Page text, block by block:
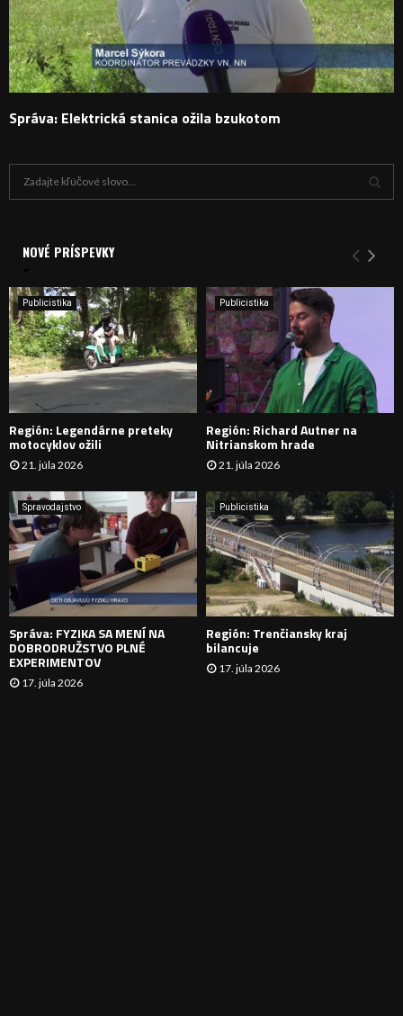
Správa: Elektrická stanica ožila bzukotom
i
e
:
Y
H
D
A
N
I
E
NOVÉ PRÍSPEVKY
Publicistika
Región: Legendárne preteky
motocyklov ožili
21. júla 2026
Publicistika
Región: Richard Autner na
Nitrianskom hrade
21. júla 2026
Spravodajstvo
Správa: FYZIKA SA MENÍ NA
DOBRODRUŽSTVO PLNÉ
EXPERIMENTOV
17. júla 2026
Publicistika
Región: Trenčiansky kraj
bilancuje
17. júla 2026